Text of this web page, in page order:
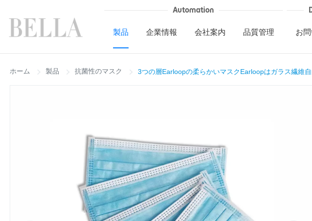
Automation
製品 企業情報 会社案内 品質管理 お
ホーム 製品 抗菌性のマスク 3つの層Earloopの柔らかいマスクEarloopはガラス繊維